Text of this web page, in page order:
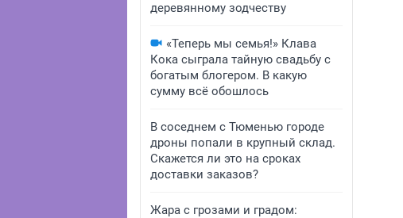
деревянному зодчеству
«Теперь мы семья!» Клава
Кока сыграла тайную свадьбу с
богатым блогером. В какую
сумму всё обошлось
В соседнем с Тюменью городе
дроны попали в крупный склад.
Скажется ли это на сроках
доставки заказов?
Жара с грозами и градом: